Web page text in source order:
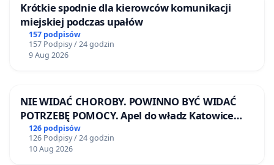
Krótkie spodnie dla kierowców komunikacji
miejskiej podczas upałów
157 podpisów
157 Podpisy / 24 godzin
9 Aug 2026
NIE WIDAĆ CHOROBY. POWINNO BYĆ WIDAĆ
POTRZEBĘ POMOCY. Apel do władz Katowice
Airport o przystąpienie do programu HIDDEN
DISABILITIES SUNFLOWER – SŁONECZNIK –
UKRYTE NIEPEŁNOSPRAWNOŚCI
126 podpisów
126 Podpisy / 24 godzin
10 Aug 2026